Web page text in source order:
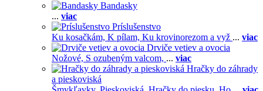
Bandasky
... viac
Príslušenstvo
Ku kosačkám, K pílam, Ku krovinorezom a vyž ... viac
Drviče vetiev a ovocia
Nožové, S ozubeným valcom, ... viac
Hračky do záhrady
a pieskoviská